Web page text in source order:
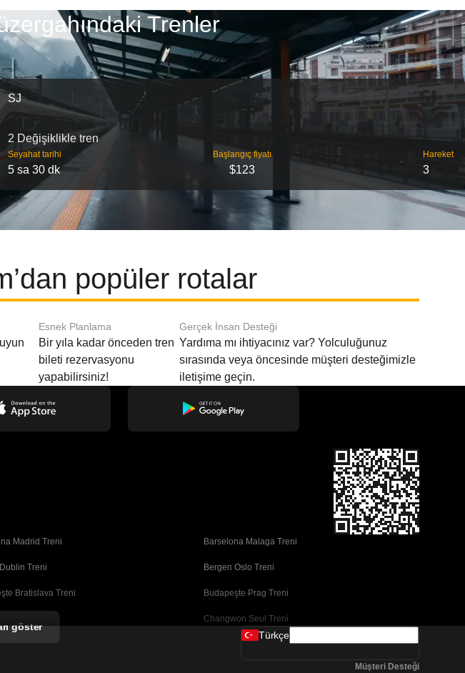
Trenler
SJ
2 Değişiklikle tren
Seyahat tarihi
5 sa 30 dk
Başlangıç ​​fiyatı
$123
Hareket
3
popüler rotalar
Esnek Planlama
Bir yıla kadar önceden tren
bileti rezervasyonu
yapabilirsiniz!
Gerçek İnsan Desteği
Yardıma mı ihtiyacınız var? Yolculuğunuz
sırasında veya öncesinde müşteri desteğimizle
iletişime geçin.
Madrid Treni Barselona Malaga Treni
Treni Bergen Oslo Treni
Bratislava Treni Budapeşte Prag Treni
Changwon Seul Treni
göster
Türkçe
Müşteri Desteği